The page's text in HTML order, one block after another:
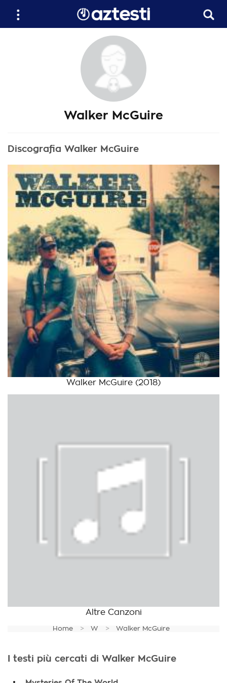
Walker McGuire
Discografia Walker McGuire
Walker McGuire (2018)
Altre Canzoni
Home W Walker McGuire
I testi più cercati di Walker McGuire
.